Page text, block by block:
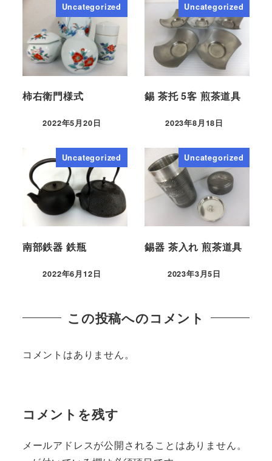
Uncategorized
柿右衛門様式
2022年5月20日
Uncategorized
錫 茶托 5客 煎茶道具
2023年8月18日
Uncategorized
南部鉄器 鉄瓶
2022年6月12日
Uncategorized
錫器 茶入れ 煎茶道具
2023年3月5日
この投稿へのコメント
コメントはありません。
コメントを残す
メールアドレスが公開されることはありません。